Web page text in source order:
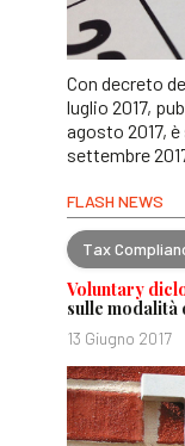
Con decreto
luglio 2017,
agosto 2017,
settembre
FLASH NEWS
Tax
Voluntary
sulle modalità
13 Giugno 2017